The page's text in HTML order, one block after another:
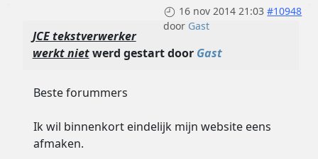
16 nov 2014 21:03 #10948
door Gast
JCE tekstverwerker
werkt nietwerd gestart door Gast
Beste forummers
Ik wil binnenkort eindelijk mijn website eens
afmaken.